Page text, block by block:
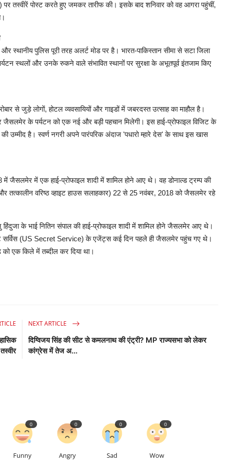
तस्वीरें पोस्ट करते हुए जमकर तारीफ की। इसके बाद शनिवार को वह आगरा पहुंचीं,
स्थानीय पुलिस पूरी तरह अलर्ट मोड पर है। भारत-पाकिस्तान सीमा से सटा जिला
स्थलों और उनके रुकने वाले संभावित स्थानों पर सुरक्षा के अभूतपूर्व इंतजाम किए
से जुड़े लोगों, होटल व्यवसायियों और गाइडों में जबरदस्त उत्साह का माहौल है।
जैसलमेर के पर्यटन को एक नई और बड़ी पहचान मिलेगी। इस हाई-प्रोफाइल विजिट के
उम्मीद है। स्वर्ण नगरी अपने पारंपरिक अंदाज 'पधारो म्हारे देस' के साथ इस खास
जैसलमेर में एक हाई-प्रोफाइल शादी में शामिल होने आए थे। वह डोनाल्ड ट्रम्प की
तत्कालीन वरिष्ठ व्हाइट हाउस सलाहकार) 22 से 25 नवंबर, 2018 को जैसलमेर रहे
के भाई नितिन संपाल की हाई-प्रोफाइल शादी में शामिल होने जैसलमेर आए थे।
सर्विस (US Secret Service) के एजेंट्स कई दिन पहले ही जैसलमेर पहुंच गए थे।
एक किले में तब्दील कर दिया था।
NEXT ARTICLE
दिग्विजय सिंह की सीट से कमलनाथ की एंट्री? MP राज्यसभा को लेकर
कांग्रेस में तेज अ...
Funny
0
Angry
0
Sad
0
Wow
0